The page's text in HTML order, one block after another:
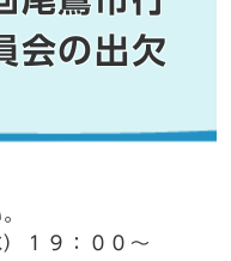
会の出欠
１９：００～